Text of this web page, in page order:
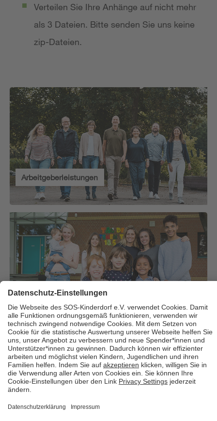
Verteilen Sie Ihre Anhänge auf nicht mehr
als 3 Dateien. Bitte senden Sie uns keine
zip-Dateien.
Arbeitgeberleistungen